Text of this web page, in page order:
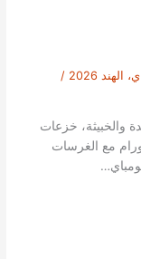
2026
/
والخبيثة، خزعات
مع الغرسات